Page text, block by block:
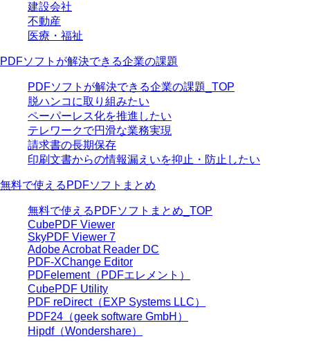
建設会社
不動産
医療・福祉
PDFソフトが解決できる企業の課題
PDFソフトが解決できる企業の課題_TOP
脱ハンコに取り組みたい
ペーパーレス化を推進したい
テレワークで円滑な業務実現
請求書の長期保存
印刷文書からの情報漏えいを抑止・防止したい
無料で使えるPDFソフトまとめ
無料で使えるPDFソフトまとめ_TOP
CubePDF Viewer
SkyPDF Viewer 7
Adobe Acrobat Reader DC
PDF-XChange Editor
PDFelement（PDFエレメント）
CubePDF Utility
PDF reDirect（EXP Systems LLC）
PDF24（geek software GmbH）
Hipdf（Wondershare）